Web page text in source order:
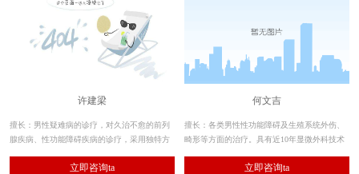
许建梁
擅长：男性疑难病的诊疗，对久治不愈的前列
腺疾病、性功能障碍疾病的诊疗，采用独特方
腺增生切除术，男科方面的整形手术。同时在
立即咨询ta
何文吉
擅长：各类男性性功能障碍及生殖系统外伤、
畸形等方面的治疗。具有近10年显微外科技术
建方面的临床经验。立即咨询ta